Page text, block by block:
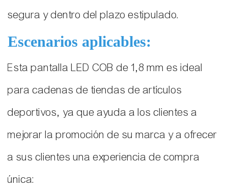
segura y dentro del plazo estipulado.
Escenarios aplicables:
Esta pantalla LED COB de 1,8 mm es ideal
para cadenas de tiendas de artículos
deportivos, ya que ayuda a los clientes a
mejorar la promoción de su marca y a ofrecer
a sus clientes una experiencia de compra
única: